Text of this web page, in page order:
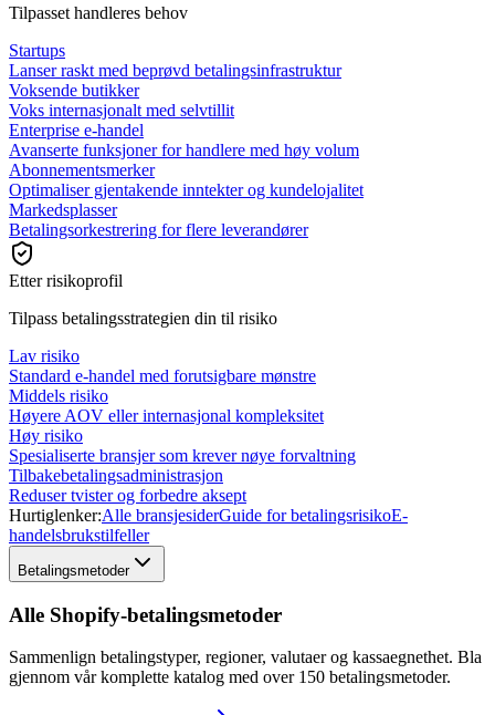
Tilpasset handleres behov
Startups
Lanser raskt med beprøvd betalingsinfrastruktur
Voksende butikker
Voks internasjonalt med selvtillit
Enterprise e-handel
Avanserte funksjoner for handlere med høy volum
Abonnementsmerker
Optimaliser gjentakende inntekter og kundelojalitet
Markedsplasser
Betalingsorkestrering for flere leverandører
Etter risikoprofil
Tilpass betalingsstrategien din til risiko
Lav risiko
Standard e-handel med forutsigbare mønstre
Middels risiko
Høyere AOV eller internasjonal kompleksitet
Høy risiko
Spesialiserte bransjer som krever nøye forvaltning
Tilbakebetalingsadministrasjon
Reduser tvister og forbedre aksept
Hurtiglenker:Alle bransjesiderGuide for betalingsrisikoE-
handelsbrukstilfeller
Betalingsmetoder
Alle Shopify-betalingsmetoder
Sammenlign betalingstyper, regioner, valutaer og kassaegnethet. Bla
gjennom vår komplette katalog med over 150 betalingsmetoder.